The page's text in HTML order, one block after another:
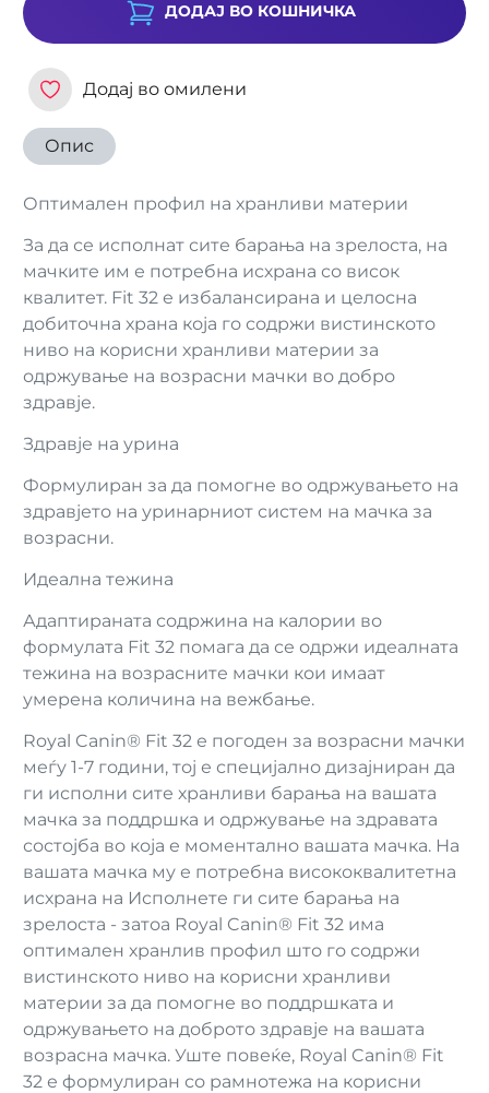
ДОДАЈ ВО КОШНИЧКА
Додај во омилени
Опис
Оптимален профил на хранливи материи
За да се исполнат сите барања на зрелоста, на
мачките им е потребна исхрана со висок
квалитет. Fit 32 е избалансирана и целосна
добиточна храна која го содржи вистинското
ниво на корисни хранливи материи за
одржување на возрасни мачки во добро
здравје.
Здравје на урина
Формулиран за да помогне во одржувањето на
здравјето на уринарниот систем на мачка за
возрасни.
Идеална тежина
Адаптираната содржина на калории во
формулата Fit 32 помага да се одржи идеалната
тежина на возрасните мачки кои имаат
умерена количина на вежбање.
Royal Canin® Fit 32 е погоден за возрасни мачки
меѓу 1-7 години, тој е специјално дизајниран да
ги исполни сите хранливи барања на вашата
мачка за поддршка и одржување на здравата
состојба во која е моментално вашата мачка. На
вашата мачка му е потребна висококвалитетна
исхрана на Исполнете ги сите барања на
зрелоста - затоа Royal Canin® Fit 32 има
оптимален хранлив профил што го содржи
вистинското ниво на корисни хранливи
материи за да помогне во поддршката и
одржувањето на доброто здравје на вашата
возрасна мачка. Уште повеќе, Royal Canin® Fit
32 е формулиран со рамнотежа на корисни